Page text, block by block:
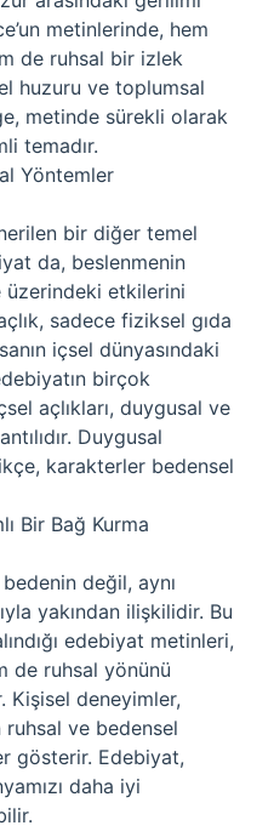
metinlerinde, hem
de ruhsal bir izlek
huzuru ve toplumsal
metinde sürekli olarak
temadır.
Yöntemler
bir diğer temel
da, beslenmenin
üzerindeki etkilerini
sadece fiziksel gıda
içsel dünyasındaki
birçok
açlıkları, duygusal ve
Duygusal
karakterler bedensel
Bir Bağ Kurma
bedenin değil, aynı
yakından ilişkilidir. Bu
edebiyat metinleri,
de ruhsal yönünü
Kişisel deneyimler,
ve bedensel
gösterir. Edebiyat,
daha iyi